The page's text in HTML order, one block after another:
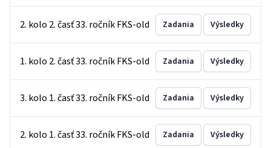
2. kolo 2. časť 33. ročník FKS-old Zadania Výsledky
1. kolo 2. časť 33. ročník FKS-old Zadania Výsledky
3. kolo 1. časť 33. ročník FKS-old Zadania Výsledky
2. kolo 1. časť 33. ročník FKS-old Zadania Výsledky